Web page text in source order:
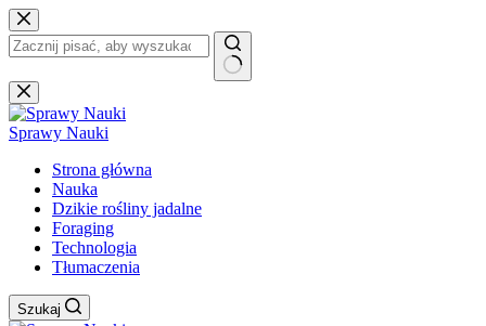
Przejdź
do
treści
Brak
wyników
Sprawy Nauki
Strona główna
Nauka
Dzikie rośliny jadalne
Foraging
Technologia
Tłumaczenia
Szukaj